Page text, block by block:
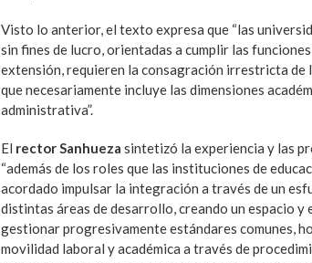
Visto lo anterior, el texto expresa que “las
sin fines de lucro, orientadas a cumplir las
extensión, requieren la consagración irrestricta de
que necesariamente incluye las dimensiones
administrativa”.
El rector Sanhueza sintetizó la experiencia y las
“además de los roles que las instituciones de
acordado impulsar la integración a través de un
distintas áreas de desarrollo, creando un espacio y
gestionar progresivamente estándares comunes,
movilidad laboral y académica a través de